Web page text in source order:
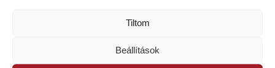
Tiltom
Beállítások
VISSZAÉLÉS BEJELENTÉSI RENDSZER